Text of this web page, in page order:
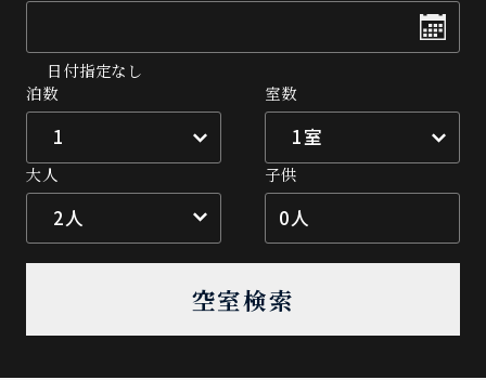
日付指定なし
泊数
室数
大人 子供
0人